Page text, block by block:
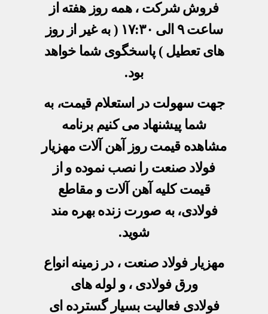
فروش شرکت ، همه روز هفته از
ساعت ۹ الی ۱۷:۳۰ ( به غیر از روز
های تعطیل ) پاسخگوی شما خواهد
بود.
جهت سهولت در استعلام قیمت، به
شما پیشنهاد می کنیمبرنامه
مشاهده قیمت روز آهن آلات مهزیار
فولاد صنعت را نصب نموده و از
قیمت کلیه آهن آلات و مقاطع
فولادی، به صورت زنده بهره مند
شوید.
مهزیار فولاد صنعت ، در زمینه انواع
ورق فولادی ، و لوله های
فولادی فعالیت بسیار گسترده ای